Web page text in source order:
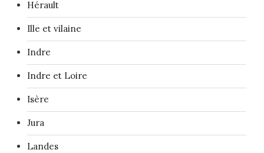
Hérault
Ille et vilaine
Indre
Indre et Loire
Isère
Jura
Landes